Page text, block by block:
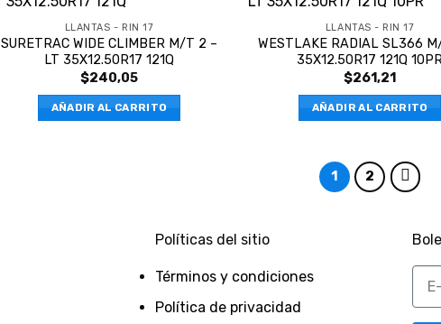
LLANTAS - RIN 17
SURETRAC WIDE CLIMBER M/T 2 –
LT 35X12.50R17 121Q
$240,05
AÑADIR AL CARRITO
LLANTAS - RIN 17
WESTLAKE RADIAL SL366
35X12.50R17 121Q
$261,21
AÑADIR AL CARRITO
1 2
Políticas del sitio
Términos y condiciones
Política de privacidad